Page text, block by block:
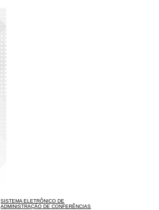
SISTEMA ELETRÔNICO DE
ADMINISTRAÇÃO DE CONFERÊNCIAS